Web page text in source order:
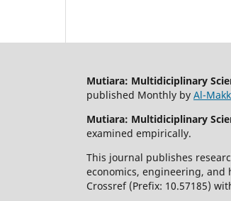
Mutiara: Multidiciplinary
published Monthly by Al-
Mutiara: Multidiciplinary
examined empirically.
This journal publishes
economics, engineering, and
Crossref (Prefix: 10.57185)